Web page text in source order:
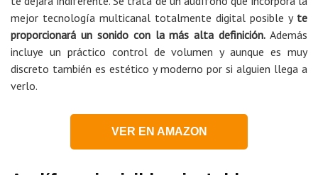
mejor tecnología multicanal totalmente digital posible y te
proporcionará un sonido con la más alta definición. Además
incluye un práctico control de volumen y aunque es muy
discreto también es estético y moderno por si alguien llega a
verlo.
VER EN AMAZON